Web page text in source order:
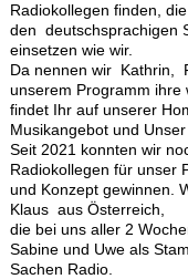
Radiokollegen finden,
den deutschsprachigen
einsetzen wie wir.
Da nennen wir Kathrin,
unserem Programm ihre
findet Ihr auf unserer
Musikangebot und
Seit 2021 konnten wir
Radiokollegen für unser
und Konzept gewinnen.
Klaus aus Österreich,
die bei uns aller 2
Sabine und Uwe als
Sachen Radio.